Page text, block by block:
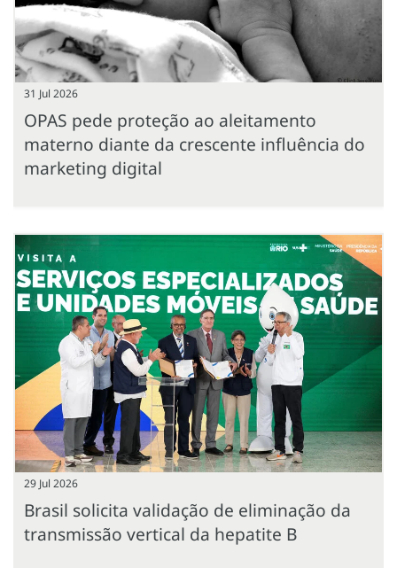
31 Jul 2026
OPAS pede proteção ao aleitamento
materno diante da crescente influência do
marketing digital
29 Jul 2026
Brasil solicita validação de eliminação da
transmissão vertical da hepatite B